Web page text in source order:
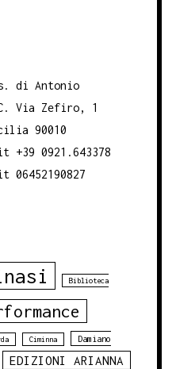
di Antonio
Via Zefiro, 1
90010
+39 0921.643378
Biblioteca
Ciminna Damiano
EDIZIONI ARIANNA